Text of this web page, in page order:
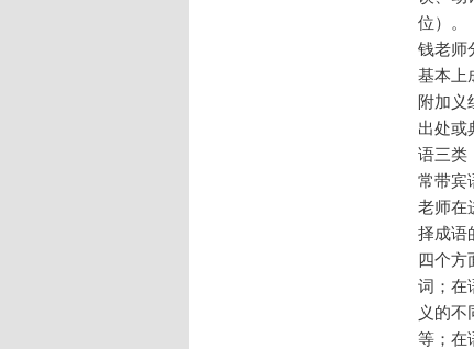
位）。
钱老师
基本上
附加义
出处或
语三类
常带宾
老师在
择成语
四个方
词；在
义的
等；在